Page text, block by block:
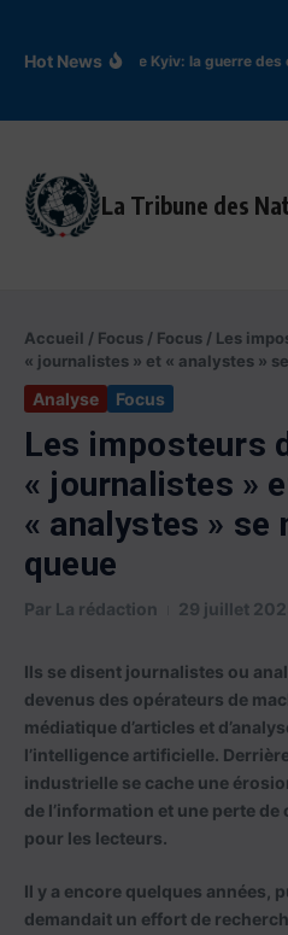
Hot NewsRus’ de Kyiv: la guerre
La Tribune des
Accueil / Focus / Focus / Les
« journalistes » et « analystes »
Analyse Focus
Les imposteurs
« journalistes »
« analystes » se
queue
Par La rédaction 29 juillet
Ils se disent journalistes ou
devenus des opérateurs de
médiatique d’articles et
l’intelligence artificielle.
industrielle se cache une
de l’information et une perte
pour les lecteurs.
Il y a encore quelques années,
demandait un effort de